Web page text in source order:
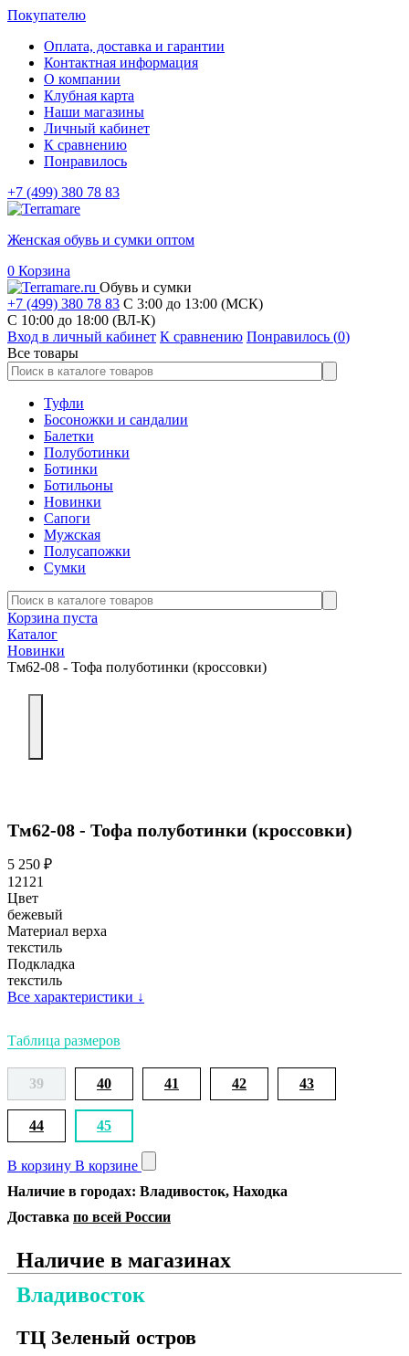
Покупателю
Оплата, доставка и гарантии
Контактная информация
О компании
Клубная карта
Наши магазины
Личный кабинет
К сравнению
Понравилось
+7 (499) 380 78 83
Женская обувь и сумки оптом
0 Корзина
Обувь и сумки
+7 (499) 380 78 83 С 3:00 до 13:00 (МСК)
C 10:00 до 18:00 (ВЛ-К)
Вход в личный кабинет К сравнению Понравилось (0)
Все товары
Туфли
Босоножки и сандалии
Балетки
Полуботинки
Ботинки
Ботильоны
Новинки
Сапоги
Мужская
Полусапожки
Сумки
Корзина пуста
Каталог
Новинки
Тм62-08 - Тофа полуботинки (кроссовки)
Тм62-08 - Тофа полуботинки (кроссовки)
5 250 ₽
12121
Цвет
бежевый
Материал верха
текстиль
Подкладка
текстиль
Все характеристики ↓
Таблица размеров
39 40 41 42 43
44 45
В корзину В корзине
Наличие в городах: Владивосток, Находка
Доставка по всей России
Наличие в магазинах
Владивосток
ТЦ Зеленый остров